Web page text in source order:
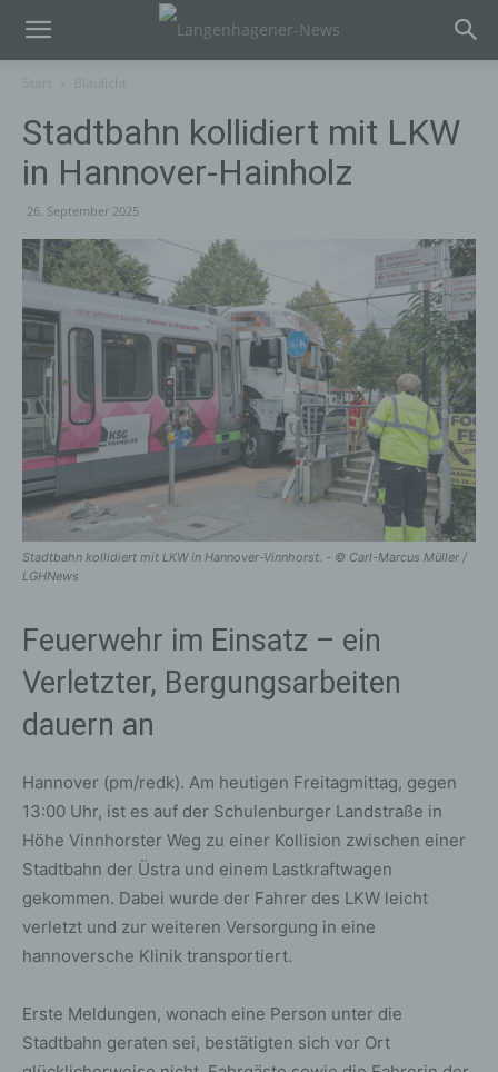
Stadtbahn kollidiert mit LKW
in Hannover-Hainholz
26. September 2025
Stadtbahn kollidiert mit LKW in Hannover-Vinnhorst. - © Carl-Marcus Müller /
LGHNews
Feuerwehr im Einsatz – ein
Verletzter, Bergungsarbeiten
dauern an
Hannover (pm/redk). Am heutigen Freitagmittag, gegen
13:00 Uhr, ist es auf der Schulenburger Landstraße in
Höhe Vinnhorster Weg zu einer Kollision zwischen einer
Stadtbahn der Üstra und einem Lastkraftwagen
gekommen. Dabei wurde der Fahrer des LKW leicht
verletzt und zur weiteren Versorgung in eine
hannoversche Klinik transportiert.
Erste Meldungen, wonach eine Person unter die
Stadtbahn geraten sei, bestätigten sich vor Ort